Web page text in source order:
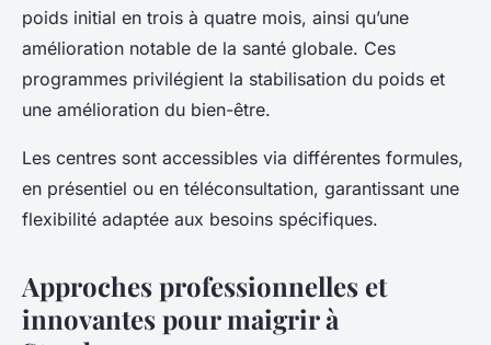
poids initial en trois à quatre mois, ainsi qu’une
amélioration notable de la santé globale. Ces
programmes privilégient la stabilisation du poids et
une amélioration du bien-être.
Les centres sont accessibles via différentes formules,
en présentiel ou en téléconsultation, garantissant une
flexibilité adaptée aux besoins spécifiques.
Approches professionnelles et
innovantes pour maigrir à